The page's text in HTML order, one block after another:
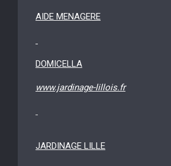
AIDE MENAGERE
DOMICELLA
www.jardinage-lillois.fr
JARDINAGE LILLE